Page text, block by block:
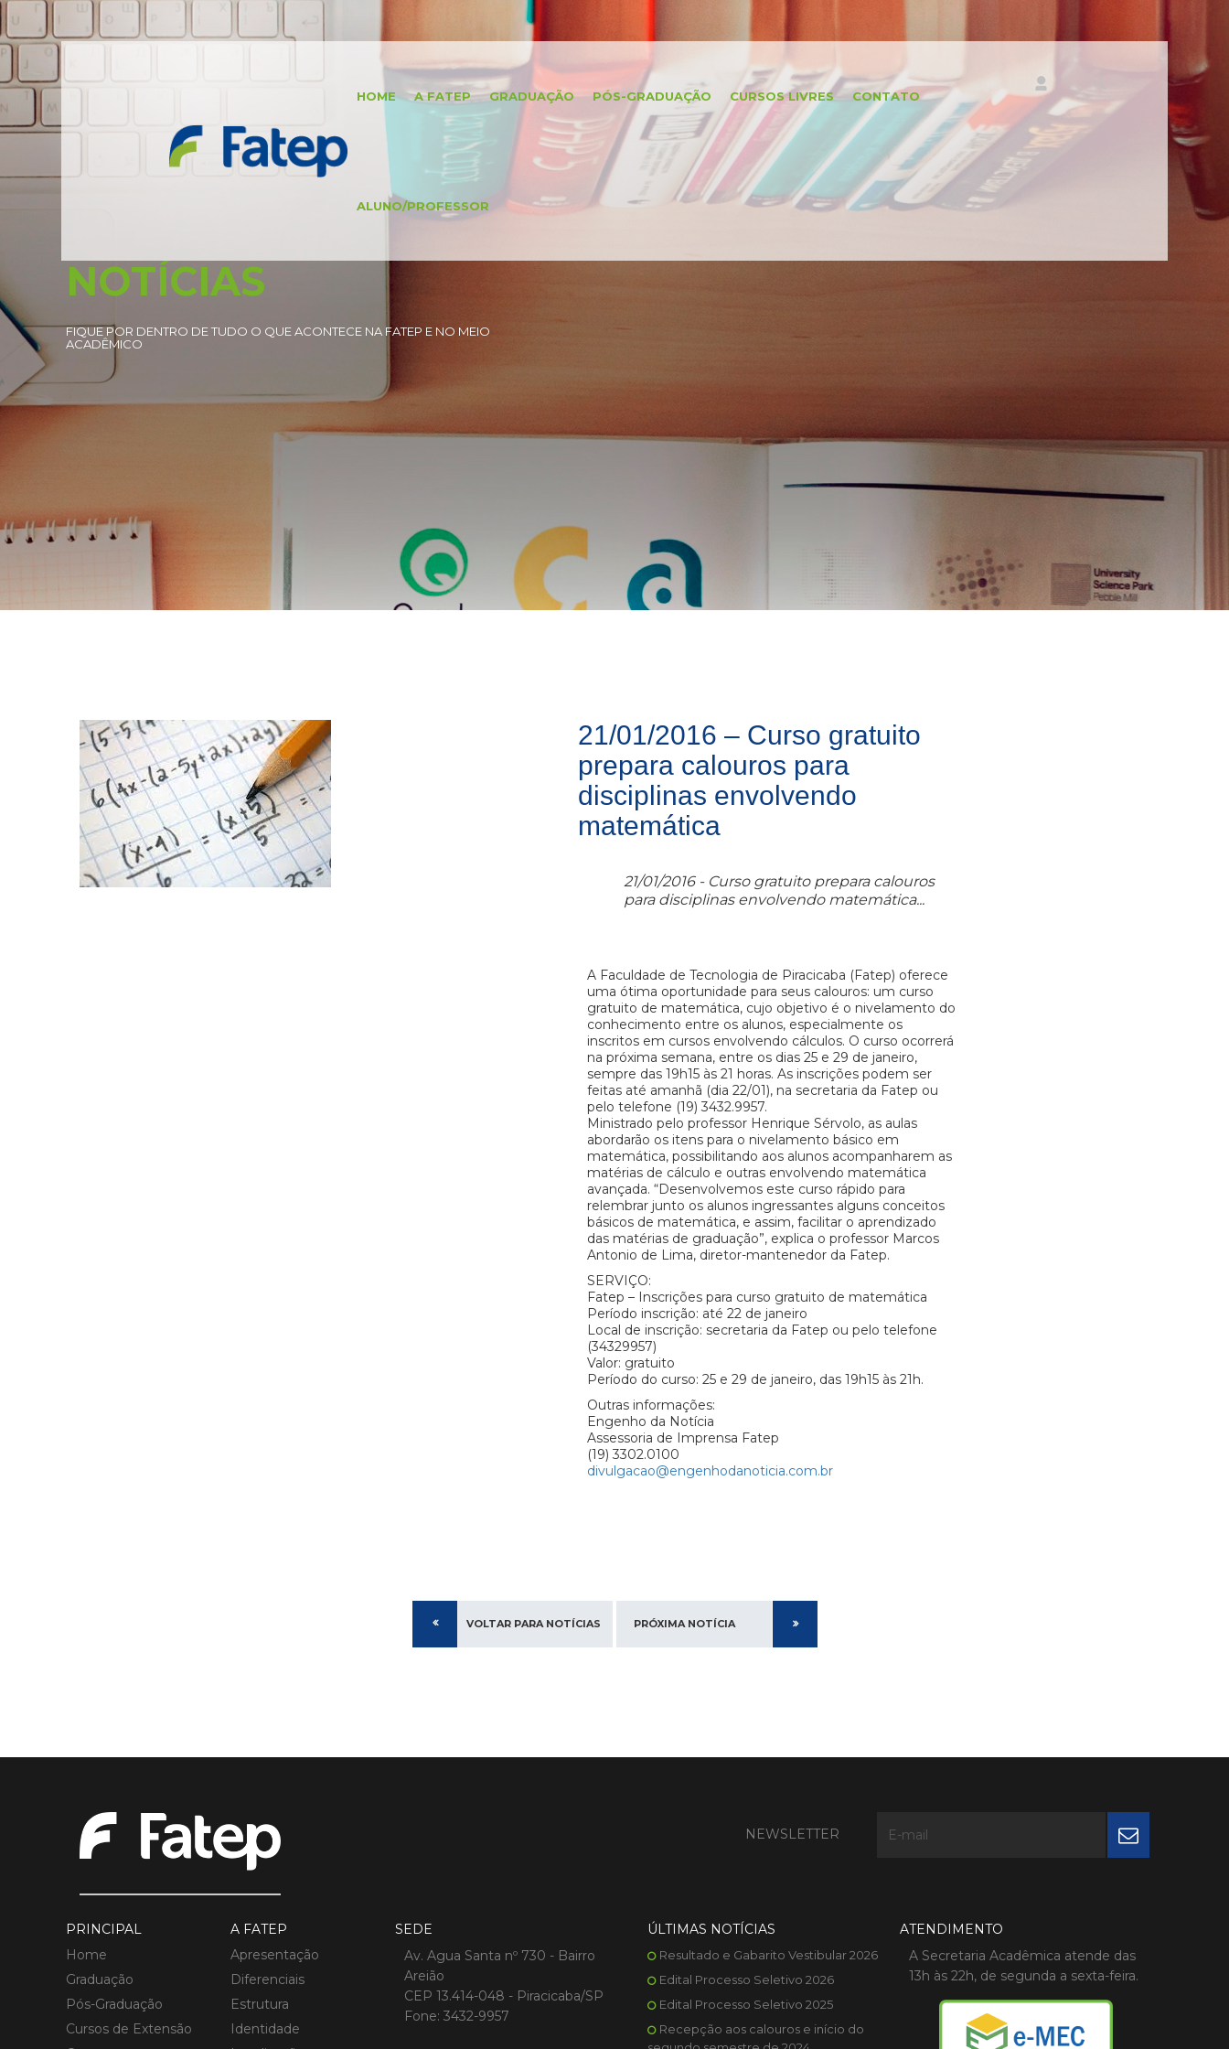
HOME A FATEP GRADUAÇÃO PÓS-GRADUAÇÃO CURSOS LIVRES CONTATO
ALUNO/PROFESSOR
NOTÍCIAS
FIQUE POR DENTRO DE TUDO O QUE ACONTECE NA FATEP E NO MEIO
ACADÊMICO
21/01/2016 – Curso gratuito
prepara calouros para
disciplinas envolvendo
matemática
21/01/2016 - Curso gratuito prepara calouros
para disciplinas envolvendo matemática...
A Faculdade de Tecnologia de Piracicaba (Fatep) oferece
uma ótima oportunidade para seus calouros: um curso
gratuito de matemática, cujo objetivo é o nivelamento do
conhecimento entre os alunos, especialmente os
inscritos em cursos envolvendo cálculos. O curso ocorrerá
na próxima semana, entre os dias 25 e 29 de janeiro,
sempre das 19h15 às 21 horas. As inscrições podem ser
feitas até amanhã (dia 22/01), na secretaria da Fatep ou
pelo telefone (19) 3432.9957.
Ministrado pelo professor Henrique Sérvolo, as aulas
abordarão os itens para o nivelamento básico em
matemática, possibilitando aos alunos acompanharem as
matérias de cálculo e outras envolvendo matemática
avançada. “Desenvolvemos este curso rápido para
relembrar junto os alunos ingressantes alguns conceitos
básicos de matemática, e assim, facilitar o aprendizado
das matérias de graduação”, explica o professor Marcos
Antonio de Lima, diretor-mantenedor da Fatep.
SERVIÇO:
Fatep – Inscrições para curso gratuito de matemática
Período inscrição: até 22 de janeiro
Local de inscrição: secretaria da Fatep ou pelo telefone
(34329957)
Valor: gratuito
Período do curso: 25 e 29 de janeiro, das 19h15 às 21h.
Outras informações:
Engenho da Notícia
Assessoria de Imprensa Fatep
(19) 3302.0100
divulgacao@engenhodanoticia.com.br
VOLTAR PARA NOTÍCIAS PRÓXIMA NOTÍCIA
NEWSLETTER
PRINCIPAL
Home
Graduação
Pós-Graduação
Cursos de Extensão
A FATEP
Apresentação
Diferenciais
Estrutura
Identidade
SEDE
Av. Agua Santa nº 730 - Bairro
Areião
CEP 13.414-048 - Piracicaba/SP
Fone: 3432-9957
ÚLTIMAS NOTÍCIAS
Resultado e Gabarito Vestibular 2026
Edital Processo Seletivo 2026
Edital Processo Seletivo 2025
Recepção aos calouros e início do
ATENDIMENTO
A Secretaria Acadêmica atende das
13h às 22h, de segunda a sexta-feira.